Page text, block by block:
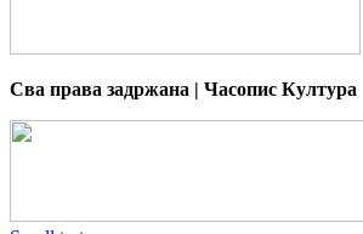
Сва права задржана | Часопис Култура